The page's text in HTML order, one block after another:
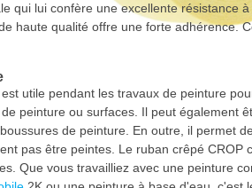
qui lui confère une excellente résistance
haute qualité offre une forte adhérence.
utile pendant les travaux de peinture
peinture ou surfaces. Il peut également
de peinture. En outre, il permet
pas être peintes. Le ruban crêpé CROP
Que vous travailliez avec une peinture